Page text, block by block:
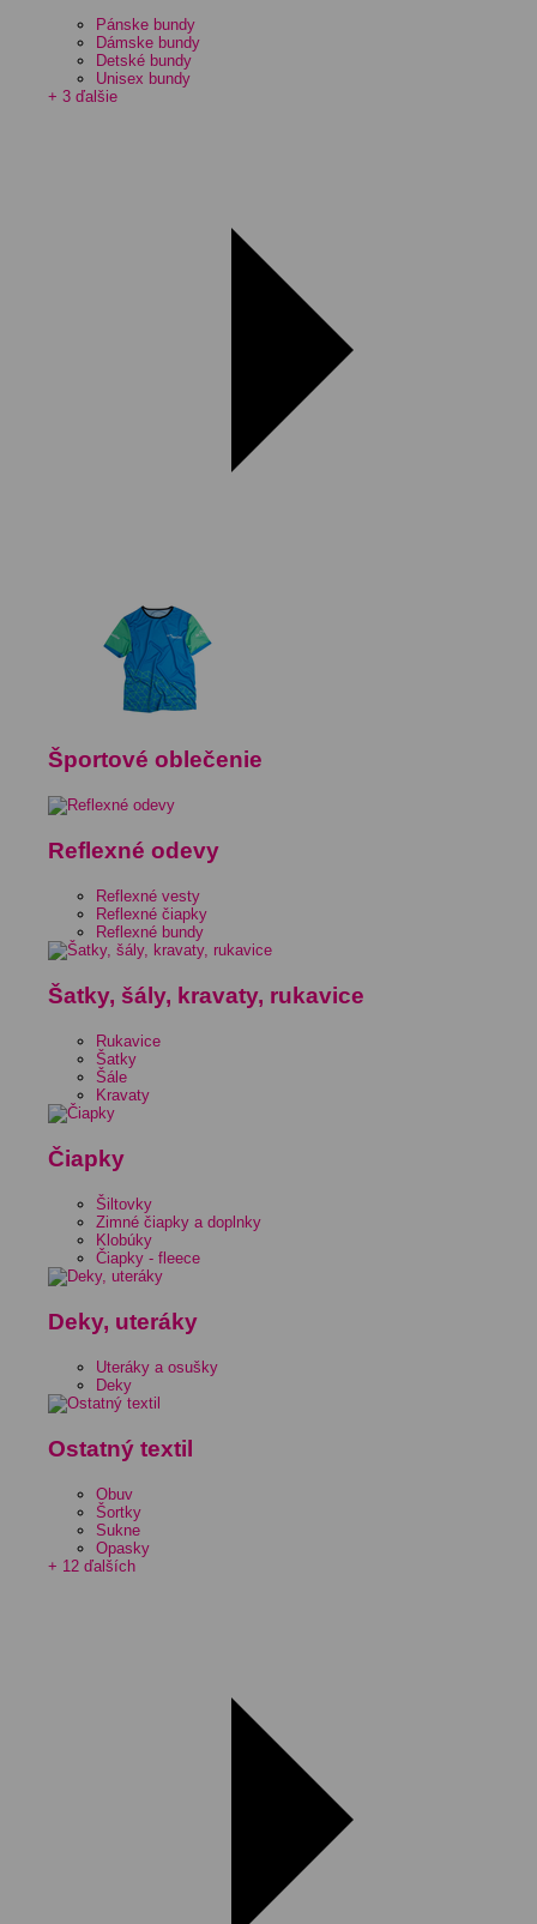
Pánske bundy
Dámske bundy
Detské bundy
Unisex bundy
+ 3 ďalšie
Športové oblečenie
Reflexné odevy
Reflexné vesty
Reflexné čiapky
Reflexné bundy
Šatky, šály, kravaty, rukavice
Rukavice
Šatky
Šále
Kravaty
Čiapky
Šiltovky
Zimné čiapky a doplnky
Klobúky
Čiapky - fleece
Deky, uteráky
Uteráky a osušky
Deky
Ostatný textil
Obuv
Šortky
Sukne
Opasky
+ 12 ďalších